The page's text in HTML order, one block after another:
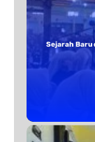
Sejarah Baru